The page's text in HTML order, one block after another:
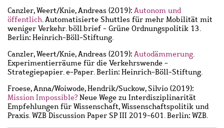
Canzler, Weert/Knie, Andreas (2019): Autonom und
öffentlich. Automatisierte Shuttles für mehr Mobilität mit
weniger Verkehr. böll.brief - Grüne Ordnungspolitik 13.
Berlin: Heinrich-Böll-Stiftung.
Canzler, Weert/Knie, Andreas (2019): Autodämmerung.
Experimentierräume für die Verkehrswende -
Strategiepapier. e-Paper. Berlin: Heinrich-Böll-Stiftung.
Froese, Anna/Woiwode, Hendrik/Suckow, Silvio (2019):
Mission Impossible? Neue Wege zu Interdisziplinarität
Empfehlungen für Wissenschaft, Wissenschaftspolitik und
Praxis. WZB Discussion Paper SP III 2019-601. Berlin: WZB.